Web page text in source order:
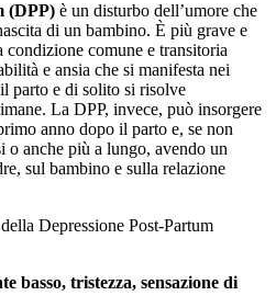
(DPP) è un disturbo dell’umore che
di un bambino. È più grave e
condizione comune e transitoria
e ansia che si manifesta nei
parto e di solito si risolve
La DPP, invece, può insorgere
anno dopo il parto e, se non
o anche più a lungo, avendo un
sul bambino e sulla relazione
Depressione Post-Partum
basso, tristezza, sensazione di